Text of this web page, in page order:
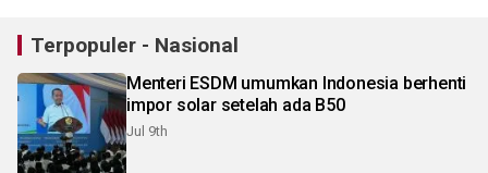
Terpopuler - Nasional
Menteri ESDM umumkan Indonesia berhenti
impor solar setelah ada B50
Jul 9th